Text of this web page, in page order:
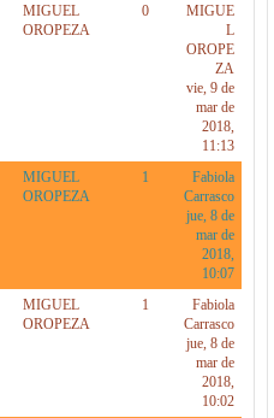
MIGUEL
OROPEZA
0
MIGUE
L
OROPE
ZA
vie, 9 de
mar de
2018,
11:13
MIGUEL
OROPEZA
1
Fabiola
Carrasco
jue, 8 de
mar de
2018,
10:07
MIGUEL
OROPEZA
1
Fabiola
Carrasco
jue, 8 de
mar de
2018,
10:02